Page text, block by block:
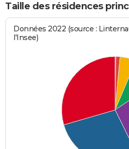
Taille des résidences
Données 2022 (source :
l'Insee)